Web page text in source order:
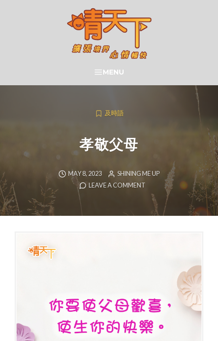
晴天下 SHININGMEUP
SEARCH
MENU
及時語
孝敬父母
MAY 8, 2023
SHINING ME UP
LEAVE A COMMENT